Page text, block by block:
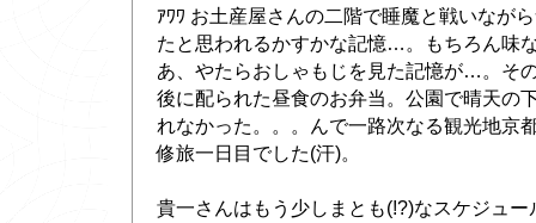
ｱﾜﾜ お土産屋さんの二階で睡魔と戦いなが
たと思われるかすかな記憶…。もちろん味
あ、やたらおしゃもじを見た記憶が…。そ
後に配られた昼食のお弁当。公園で晴天の
れなかった。。。んで一路次なる観光地京
修旅一日目でした(汗)。
貴一さんはもう少しまとも(!?)なスケジュ